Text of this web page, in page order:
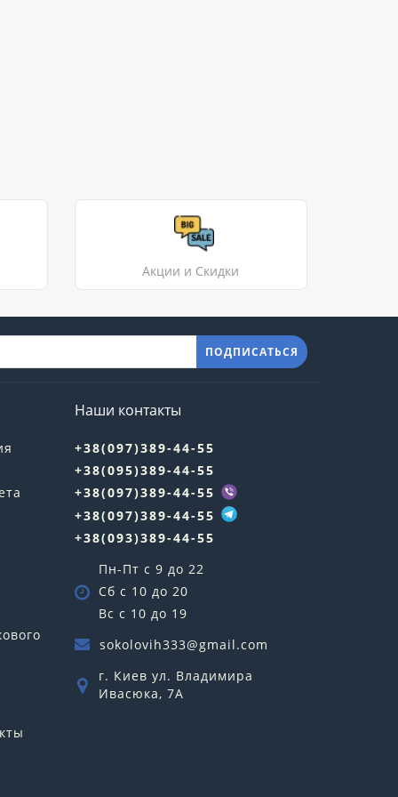
Акции и Скидки
ПОДПИСАТЬСЯ
Наши контакты
+38(097)389-44-55
+38(095)389-44-55
+38(097)389-44-55
+38(097)389-44-55
+38(093)389-44-55
Пн-Пт с 9 до 22
Сб с 10 до 20
Вс с 10 до 19
sokolovih333@gmail.com
г. Киев ул. Владимира
Ивасюка, 7А